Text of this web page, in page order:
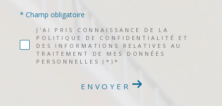
J'AI PRIS CONNAISSANCE DE LA
POLITIQUE DE CONFIDENTIALITÉ ET
DES INFORMATIONS RELATIVES AU
TRAITEMENT DE MES DONNÉES
PERSONNELLES (*)*
* Champ obligatoire
ENVOYER